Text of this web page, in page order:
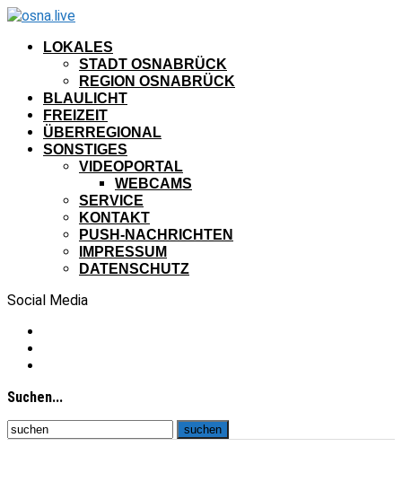
LOKALES
STADT OSNABRÜCK
REGION OSNABRÜCK
BLAULICHT
FREIZEIT
ÜBERREGIONAL
SONSTIGES
VIDEOPORTAL
WEBCAMS
SERVICE
KONTAKT
PUSH-NACHRICHTEN
IMPRESSUM
DATENSCHUTZ
Social Media
Suchen...